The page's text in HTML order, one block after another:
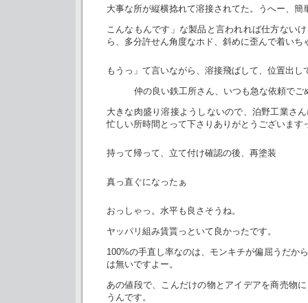
大事な所が縦横捻れて溶接されてた。うへー、簡
こんなもんです」な製品と言われれば仕方ない
ら、多分許せん角度なホド、斜めに歪んで着いち
もうっ」て言いながら、溶接飛ばして、位置出し
仲の良い鉄工所さん、いつも急な依頼でご
大きな肉盛り溶接ようしないので、泊野工業さ
忙しい所時間とって下さりありがとうございます
持って帰って、立て付け確認の後、再塗装
真っ直ぐになったぁ
おっしゃっ。水平も良さそうね。
ヤッパリ組み賃貰っといて良かったです。
100%の手直し率なのは、モンキチが偏屈うだか
は無いですよー。
あの値段で、こんだけの物とアイデアを商売物
うんです。